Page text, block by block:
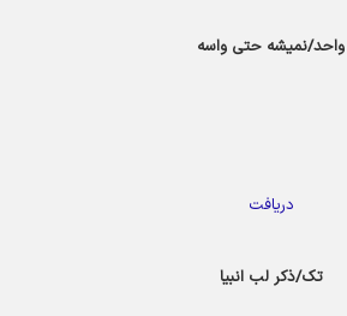
واحد/نمیشه حتی واسه
دریافت
تک/ذکر لب انبیا